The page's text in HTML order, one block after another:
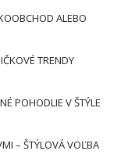
ALEBO
TRENDY
POHODLIE V ŠTÝLE
– ŠTÝLOVÁ VOĽBA